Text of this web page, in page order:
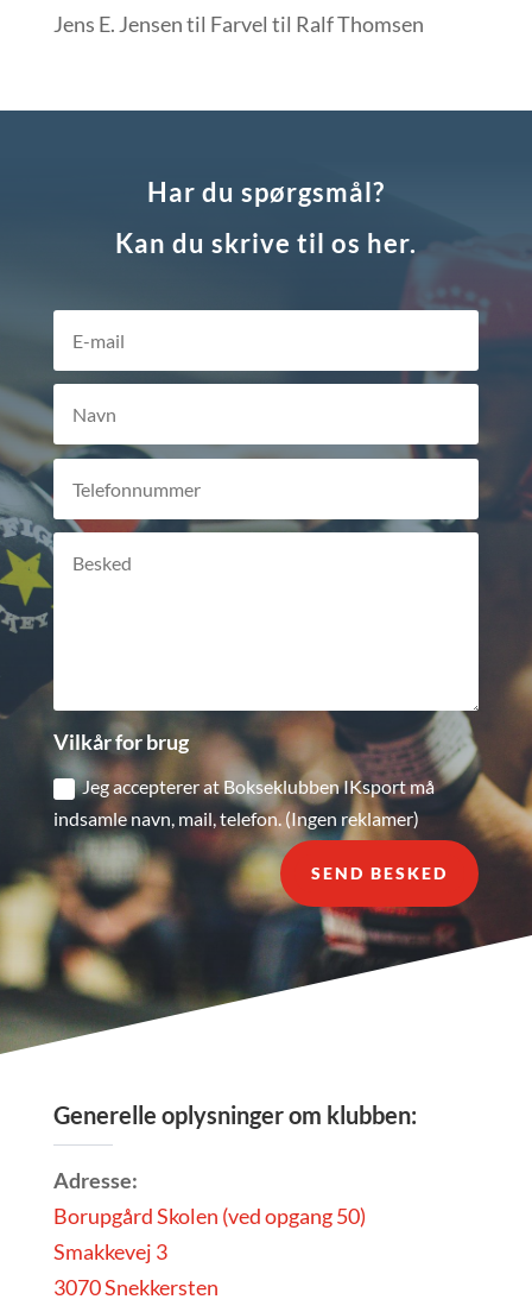
Jens E. Jensentil Farvel til Ralf Thomsen
Har du spørgsmål?
Kan du skrive til os her.
Vilkår for brug
Jeg accepterer at Bokseklubben IKsport må
indsamle navn, mail, telefon. (Ingen reklamer)
SEND BESKED
Generelle oplysninger om klubben:
Adresse:
Borupgård Skolen (ved opgang 50)
Smakkevej 3
3070 Snekkersten